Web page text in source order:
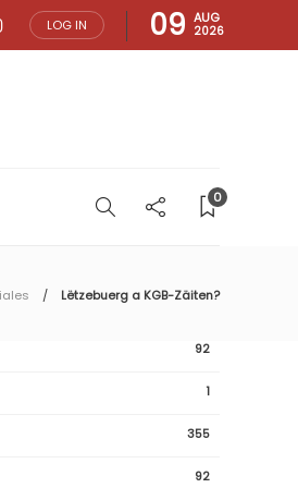
LOG IN 09 AUG
2026
0
Lëtzebuerg a KGB-Zäiten?
92
1
355
92